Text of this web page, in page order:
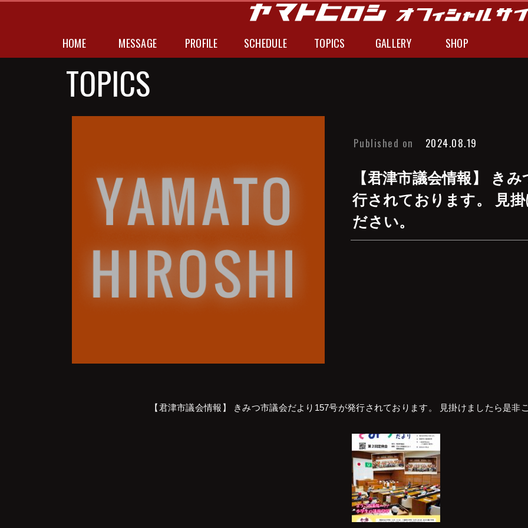
HOME MESSAGE PROFILE SCHEDULE TOPICS GALLERY SHOP
TOPICS
Published on 2024.08.19
【君津市議会情報】 き
行されております。 見
ださい。
【君津市議会情報】 きみつ市議会だより157号が発行されております。 見掛けましたら是非